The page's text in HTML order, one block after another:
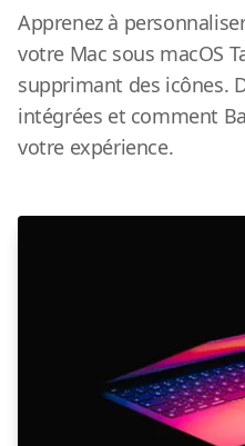
Apprenez à
votre Mac sous macOS
supprimant des icônes.
intégrées et comment
votre expérience.